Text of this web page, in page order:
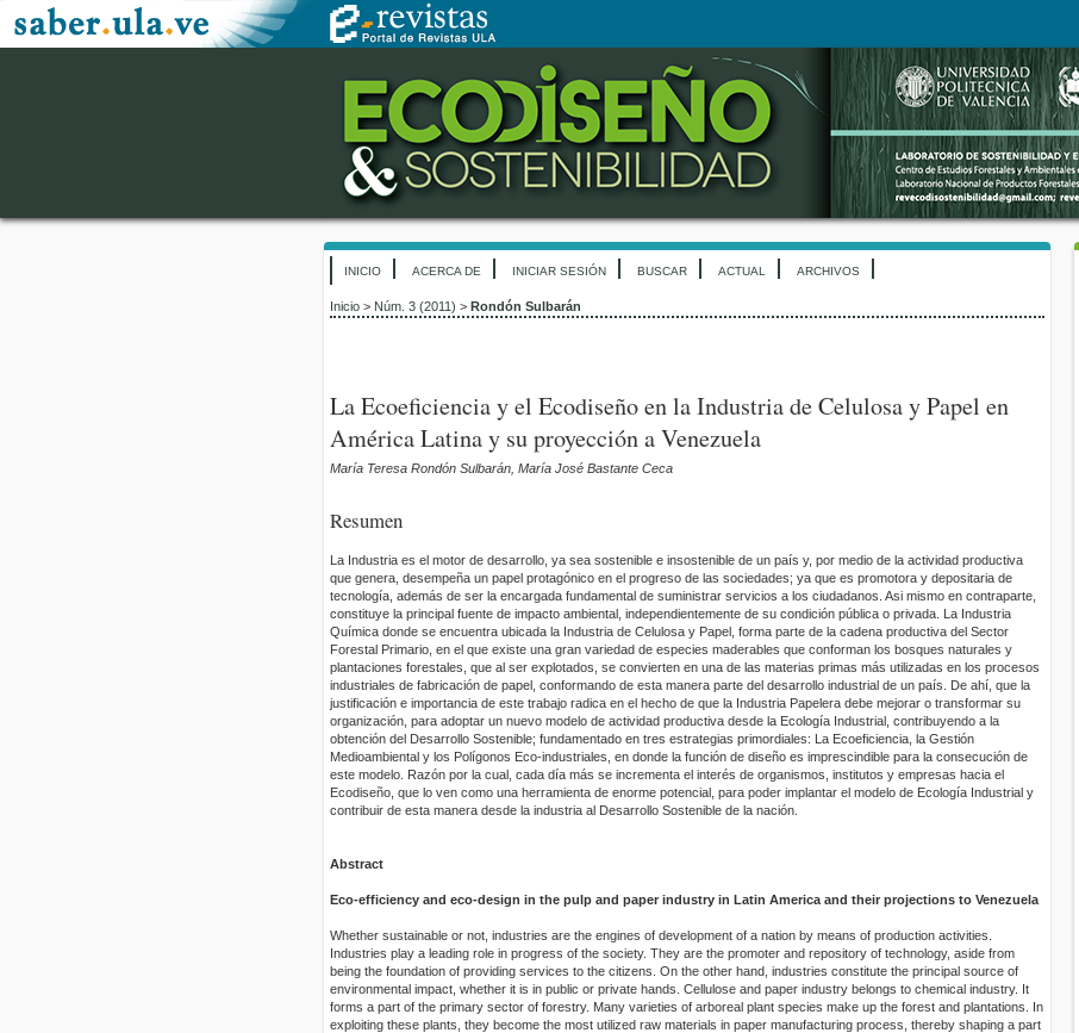
INICIO ACERCA DE INICIAR SESIÓN BUSCAR ACTUAL ARCHIVOS
Inicio > Núm. 3 (2011) > Rondón Sulbarán
La Ecoeficiencia y el Ecodiseño en la Industria de Celulosa y Papel en
América Latina y su proyección a Venezuela
María Teresa Rondón Sulbarán, María José Bastante Ceca
Resumen
La Industria es el motor de desarrollo, ya sea sostenible e insostenible de un país y, por medio de la actividad productiva
que genera, desempeña un papel protagónico en el progreso de las sociedades; ya que es promotora y depositaria de
tecnología, además de ser la encargada fundamental de suministrar servicios a los ciudadanos. Asi mismo en contraparte,
constituye la principal fuente de impacto ambiental, independientemente de su condición pública o privada. La Industria
Química donde se encuentra ubicada la Industria de Celulosa y Papel, forma parte de la cadena productiva del Sector
Forestal Primario, en el que existe una gran variedad de especies maderables que conforman los bosques naturales y
plantaciones forestales, que al ser explotados, se convierten en una de las materias primas más utilizadas en los procesos
industriales de fabricación de papel, conformando de esta manera parte del desarrollo industrial de un país. De ahí, que la
justificación e importancia de este trabajo radica en el hecho de que la Industria Papelera debe mejorar o transformar su
organización, para adoptar un nuevo modelo de actividad productiva desde la Ecología Industrial, contribuyendo a la
obtención del Desarrollo Sostenible; fundamentado en tres estrategias primordiales: La Ecoeficiencia, la Gestión
Medioambiental y los Polígonos Eco-industriales, en donde la función de diseño es imprescindible para la consecución de
este modelo. Razón por la cual, cada día más se incrementa el interés de organismos, institutos y empresas hacia el
Ecodiseño, que lo ven como una herramienta de enorme potencial, para poder implantar el modelo de Ecología Industrial y
contribuir de esta manera desde la industria al Desarrollo Sostenible de la nación.
Abstract
Eco-efficiency and eco-design in the pulp and paper industry in Latin America and their projections to Venezuela
Whether sustainable or not, industries are the engines of development of a nation by means of production activities.
Industries play a leading role in progress of the society. They are the promoter and repository of technology, aside from
being the foundation of providing services to the citizens. On the other hand, industries constitute the principal source of
environmental impact, whether it is in public or private hands. Cellulose and paper industry belongs to chemical industry. It
forms a part of the primary sector of forestry. Many varieties of arboreal plant species make up the forest and plantations. In
exploiting these plants, they become the most utilized raw materials in paper manufacturing process, thereby shaping a part